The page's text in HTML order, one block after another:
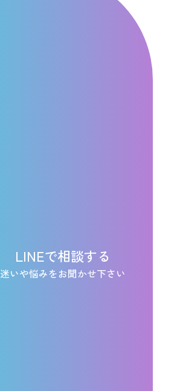
LINEで相談する
迷いや悩みをお聞かせ下さい